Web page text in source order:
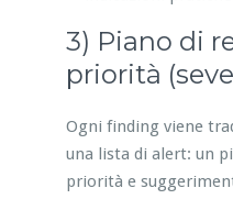
3) Piano di
priorità
Ogni finding viene
una lista di alert: un
priorità e